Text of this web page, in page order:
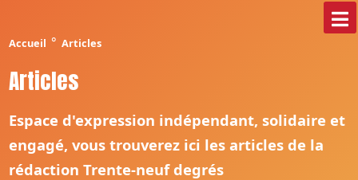
Accueil ° Articles
Articles
Espace d'expression indépendant, solidaire et
engagé, vous trouverez ici les articles de la
rédaction Trente-neuf degrés